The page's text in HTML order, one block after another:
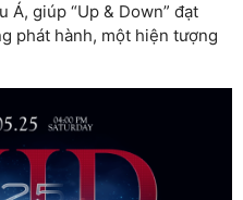
Á, giúp “Up & Down” đạt
phát hành, một hiện tượng